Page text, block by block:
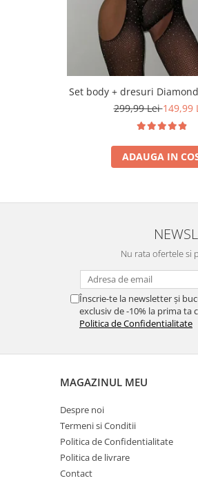
Set body + dresuri
299,99 Lei149,99
ADAUGA IN
Nu rata ofertele si
Înscrie-te la newsletter și
exclusiv de -10% la prima ta
Politica de Confidentialitate
MAGAZINUL MEU
Despre noi
Termeni si Conditii
Politica de Confidentialitate
Politica de livrare
Contact